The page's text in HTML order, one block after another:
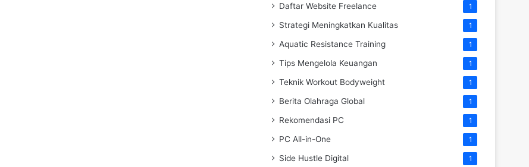
Daftar Website Freelance 1
Strategi Meningkatkan Kualitas 1
Aquatic Resistance Training 1
Tips Mengelola Keuangan 1
Teknik Workout Bodyweight 1
Berita Olahraga Global 1
Rekomendasi PC 1
PC All-in-One 1
Side Hustle Digital 1